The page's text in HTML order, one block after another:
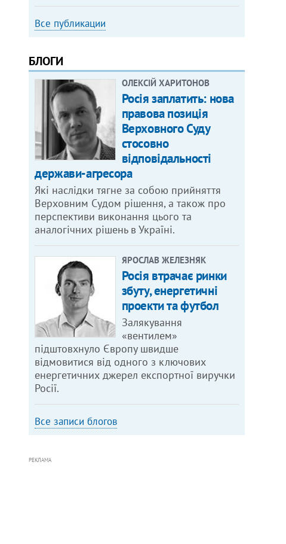
Все публикации
БЛОГИ
ОЛЕКСІЙ ХАРИТОНОВ
Росія заплатить: нова
правова позиція
Верховного Суду
стосовно
відповідальності
держави-агресора
Які наслідки тягне за собою прийняття
Верховним Судом рішення, а також про
перспективи виконання цього та
аналогічних рішень в Україні.
ЯРОСЛАВ ЖЕЛЕЗНЯК
Росія втрачає ринки
збуту, енергетичні
проекти та футбол
Залякування
«вентилем»
підштовхнуло Європу швидше
відмовитися від одного з ключових
енергетичних джерел експортної виручки
Росії.
Все записи блогов
РЕКЛАМА